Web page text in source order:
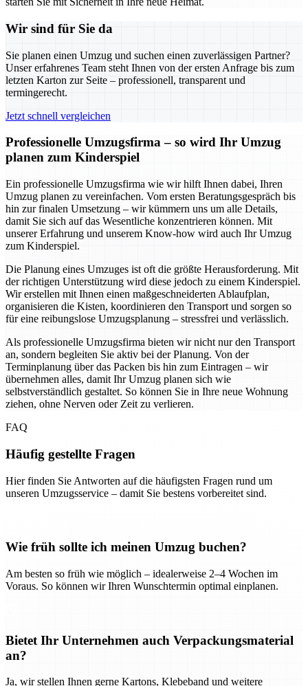
Wir sind für Sie da
Sie planen einen Umzug und suchen einen zuverlässigen Partner?
Unser erfahrenes Team steht Ihnen von der ersten Anfrage bis zum
letzten Karton zur Seite – professionell, transparent und
termingerecht.
Jetzt schnell vergleichen
Professionelle Umzugsfirma – so wird Ihr Umzug
planen zum Kinderspiel
Ein professionelle Umzugsfirma wie wir hilft Ihnen dabei, Ihren
Umzug planen zu vereinfachen. Vom ersten Beratungsgespräch bis
hin zur finalen Umsetzung – wir kümmern uns um alle Details,
damit Sie sich auf das Wesentliche konzentrieren können. Mit
unserer Erfahrung und unserem Know-how wird auch Ihr Umzug
zum Kinderspiel.
Die Planung eines Umzuges ist oft die größte Herausforderung. Mit
der richtigen Unterstützung wird diese jedoch zu einem Kinderspiel.
Wir erstellen mit Ihnen einen maßgeschneiderten Ablaufplan,
organisieren die Kisten, koordinieren den Transport und sorgen so
für eine reibungslose Umzugsplanung – stressfrei und verlässlich.
Als professionelle Umzugsfirma bieten wir nicht nur den Transport
an, sondern begleiten Sie aktiv bei der Planung. Von der
Terminplanung über das Packen bis hin zum Eintragen – wir
übernehmen alles, damit Ihr Umzug planen sich wie
selbstverständlich gestaltet. So können Sie in Ihre neue Wohnung
ziehen, ohne Nerven oder Zeit zu verlieren.
FAQ
Häufig gestellte Fragen
Hier finden Sie Antworten auf die häufigsten Fragen rund um
unseren Umzugsservice – damit Sie bestens vorbereitet sind.
Wie früh sollte ich meinen Umzug buchen?
Am besten so früh wie möglich – idealerweise 2–4 Wochen im
Voraus. So können wir Ihren Wunschtermin optimal einplanen.
Bietet Ihr Unternehmen auch Verpackungsmaterial
an?
Ja, wir stellen Ihnen gerne Kartons, Klebeband und weitere